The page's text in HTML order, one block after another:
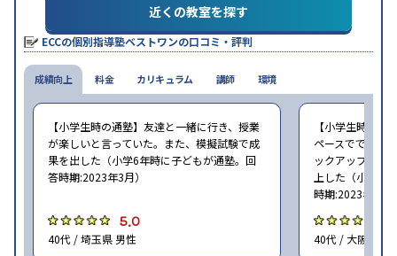
近くの教室を探す
ECCの個別指導塾ベストワンの口コミ・評判
成績向上
【小学生時の通塾】友達と一緒に行き、授業
が楽しいと言っていた。また、模擬試験で成
果を出した（小学6年時に子どもが通塾。回
答時期:2023年3月）
5.0
40代 / 埼玉県 男性
【小学生時の通
ペースでできた
ックアップして
上した（小学5
時期:2023年3月
40代 / 大阪府 男
料金 カリキュラム 講師 環境